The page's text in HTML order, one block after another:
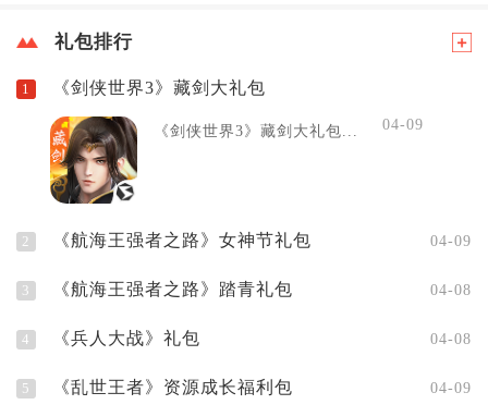
礼包排行
1 《剑侠世界3》藏剑大礼包
《剑侠世界3》藏剑大礼包... 04-09
2 《航海王强者之路》女神节礼包 04-09
3 《航海王强者之路》踏青礼包 04-08
4 《兵人大战》礼包 04-08
5 《乱世王者》资源成长福利包 04-09